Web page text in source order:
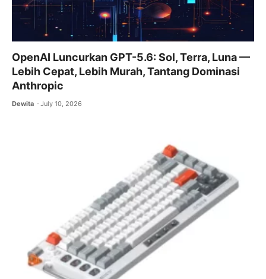
OpenAI Luncurkan GPT-5.6: Sol, Terra, Luna —
Lebih Cepat, Lebih Murah, Tantang Dominasi
Anthropic
Dewita July 10, 2026